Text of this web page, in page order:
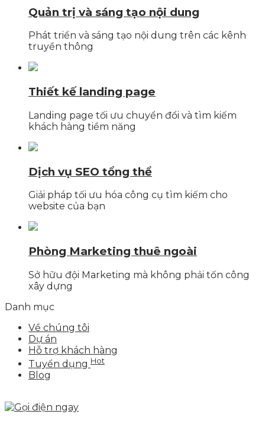
Quản trị và sáng tạo nội dung
Phát triển và sáng tạo nội dung trên các kênh
truyền thông
Thiết kế landing page
Landing page tối ưu chuyển đổi và tìm kiếm
khách hàng tiềm năng
Dịch vụ SEO tổng thể
Giải pháp tối ưu hóa công cụ tìm kiếm cho
website của bạn
Phòng Marketing thuê ngoài
Sở hữu đội Marketing mà không phải tốn công
xây dựng
Danh mục
Về chúng tôi
Dự án
Hỗ trợ khách hàng
Tuyển dụng Hot
Blog